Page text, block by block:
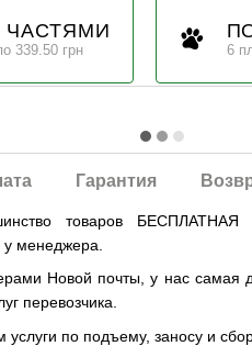
ЧАСТЯМИ
339.50 грн 6
Гарантия
товаров БЕСПЛАТНАЯ
у менеджера.
Новой почты, у нас самая
перевозчика.
услуги по подъему, заносу и